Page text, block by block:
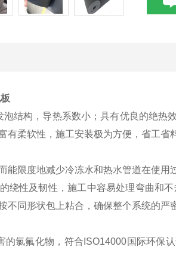
结构，导热系数小；具有优良的绝热
有柔软性，施工安装极为方便，省工
能限度地减少冷冻水和热水管道在使用
绕性及韧性，施工中容易处理弯曲和
不同形状包上粘合，确保整个系统的严
的氯氟化物，符合ISO14000国际环保